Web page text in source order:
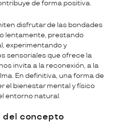
de forma positiva.
disfrutar de las bondades
lentamente, prestando
experimentando y
sensoriales que ofrece la
invita a la reconexión, a la
En definitiva, una forma de
el bienestar mental y físico
entorno natural.
del concepto